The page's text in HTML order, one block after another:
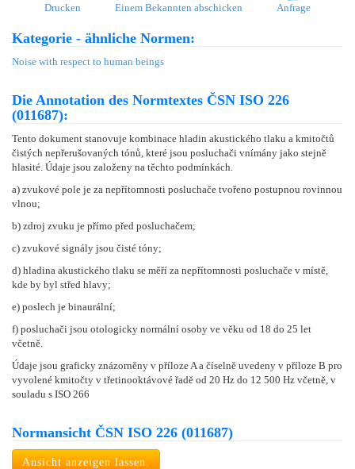
Drucken Einem Bekannten abschicken Anfrage
Kategorie - ähnliche Normen:
Noise with respect to human beings
Die Annotation des Normtextes ČSN ISO 226
(011687):
Tento dokument stanovuje kombinace hladin akustického tlaku a kmitočtů
čistých nepřerušovaných tónů, které jsou posluchači vnímány jako stejně
hlasité. Údaje jsou založeny na těchto podmínkách.
a) zvukové pole je za nepřítomnosti posluchače tvořeno postupnou rovinnou
vlnou;
b) zdroj zvuku je přímo před posluchačem;
c) zvukové signály jsou čisté tóny;
d) hladina akustického tlaku se měří za nepřítomnosti posluchače v místě,
kde by byl střed hlavy;
e) poslech je binaurální;
f) posluchači jsou otologicky normální osoby ve věku od 18 do 25 let
včetně.
Údaje jsou graficky znázorněny v příloze A a číselně uvedeny v příloze B pro
vyvolené kmitočty v třetinooktávové řadě od 20 Hz do 12 500 Hz včetně, v
souladu s ISO 266
Normansicht ČSN ISO 226 (011687)
Ansicht anzeigen lassen.